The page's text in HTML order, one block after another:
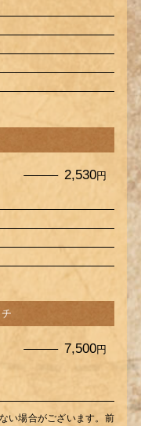
2,530円
7,500円
い場合がございます。前